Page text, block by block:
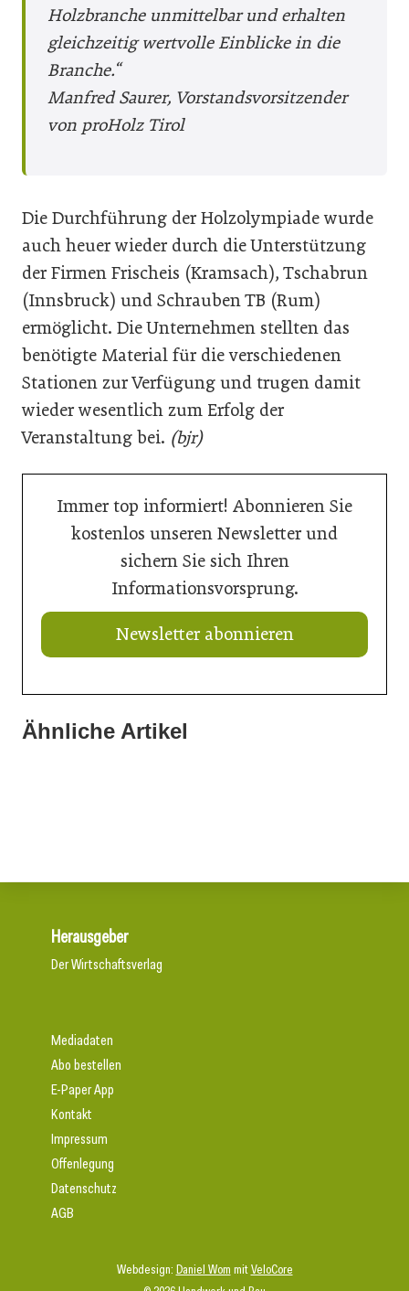
Holzbranche unmittelbar und erhalten
gleichzeitig wertvolle Einblicke in die
Branche.“
Manfred Saurer, Vorstandsvorsitzender
von proHolz Tirol
Die Durchführung der Holzolympiade wurde
auch heuer wieder durch die Unterstützung
der Firmen Frischeis (Kramsach), Tschabrun
(Innsbruck) und Schrauben TB (Rum)
ermöglicht. Die Unternehmen stellten das
benötigte Material für die verschiedenen
Stationen zur Verfügung und trugen damit
wieder wesentlich zum Erfolg der
Veranstaltung bei. (bjr)
Immer top informiert! Abonnieren Sie
kostenlos unseren Newsletter und
sichern Sie sich Ihren
Informationsvorsprung.
Newsletter abonnieren
Ähnliche Artikel
21. Juli 2026
Herausgeber
Der Wirtschaftsverlag
Webdesign: Daniel Wom mitVeloCore
Mediadaten
Abo bestellen
E-Paper App
Kontakt
Impressum
Offenlegung
Datenschutz
AGB